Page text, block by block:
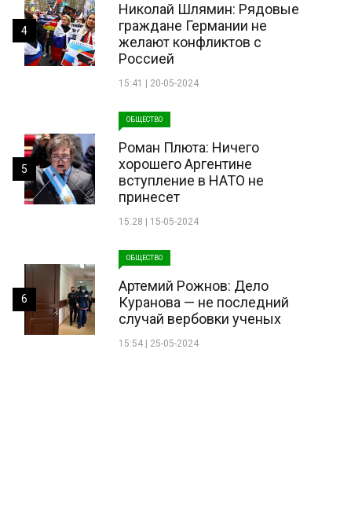
Николай Шлямин: Рядовые
граждане Германии не
желают конфликтов с
Россией
15:41 | 20-05-2024
4
ОБЩЕСТВО
Роман Плюта: Ничего
хорошего Аргентине
вступление в НАТО не
принесет
15:28 | 15-05-2024
5
ОБЩЕСТВО
Артемий Рожнов: Дело
Куранова — не последний
случай вербовки ученых
15:54 | 25-05-2024
6